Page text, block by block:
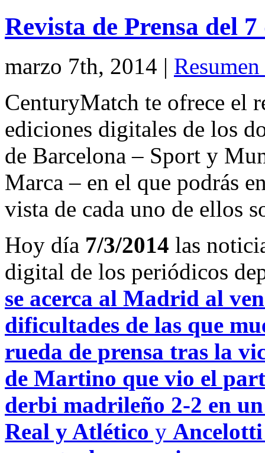
Revista de Prensa del
marzo 7th, 2014 |
CenturyMatch te ofrece el
ediciones digitales de los
de Barcelona – Sport y
Marca – en el que podrás
vista de cada uno de ellos
Hoy día 7/3/2014 las
digital de los periódicos
se acerca al Madrid al
dificultades de las que
rueda de prensa tras la
de Martino que vio el
derbi madrileño 2-2 en
Real y Atlético y Ancelotti